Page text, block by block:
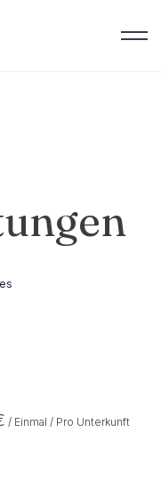
/ Einmal / Pro Unterkunft